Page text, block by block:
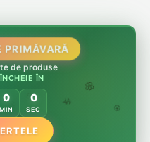
🌸
🏵️
PRIMĂVARĂ
de produse
ÎN
0
MIN
0
SEC